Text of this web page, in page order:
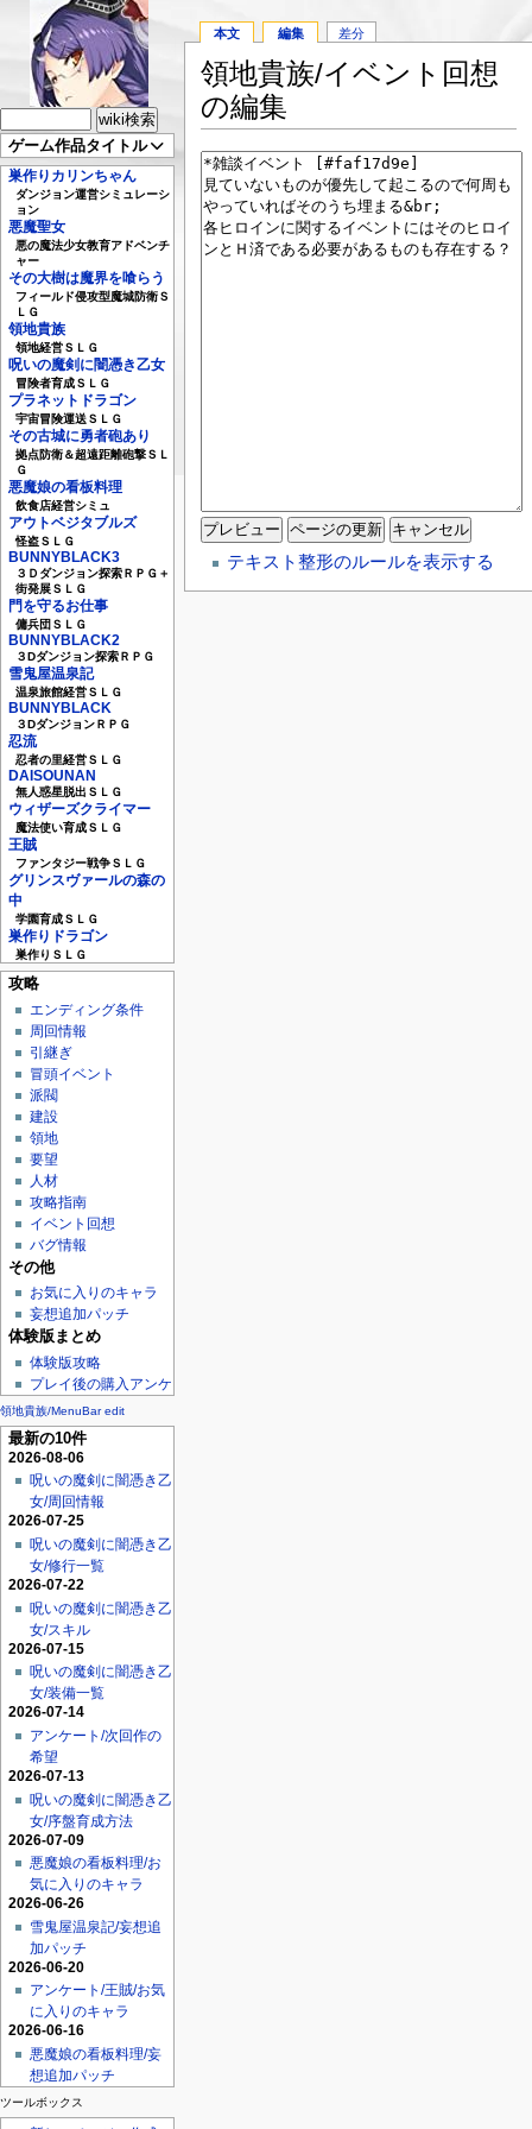
ゲーム作品タイトル
巣作りカリンちゃん
ダンジョン運営シミュレーシ
ョン
悪魔聖女
悪の魔法少女教育アドベンチ
ャー
その大樹は魔界を喰らう
フィールド侵攻型魔城防衛Ｓ
ＬＧ
領地貴族
領地経営ＳＬＧ
呪いの魔剣に闇憑き乙女
冒険者育成ＳＬＧ
プラネットドラゴン
宇宙冒険運送ＳＬＧ
その古城に勇者砲あり
拠点防衛＆超遠距離砲撃ＳＬ
Ｇ
悪魔娘の看板料理
飲食店経営シミュ
アウトベジタブルズ
怪盗ＳＬＧ
BUNNYBLACK3
３Ｄダンジョン探索ＲＰＧ＋
街発展ＳＬＧ
門を守るお仕事
傭兵団ＳＬＧ
BUNNYBLACK2
３Dダンジョン探索ＲＰＧ
雪鬼屋温泉記
温泉旅館経営ＳＬＧ
BUNNYBLACK
３DダンジョンＲＰＧ
忍流
忍者の里経営ＳＬＧ
DAISOUNAN
無人惑星脱出ＳＬＧ
ウィザーズクライマー
魔法使い育成ＳＬＧ
王賊
ファンタジー戦争ＳＬＧ
グリンスヴァールの森の
中
学園育成ＳＬＧ
巣作りドラゴン
巣作りＳＬＧ
攻略
エンディング条件
周回情報
引継ぎ
冒頭イベント
派閥
建設
領地
要望
人材
攻略指南
イベント回想
バグ情報
その他
お気に入りのキャラ
妄想追加パッチ
体験版まとめ
体験版攻略
プレイ後の購入アンケ
領地貴族/MenuBar edit
最新の10件
2026-08-06
呪いの魔剣に闇憑き乙
女/周回情報
2026-07-25
呪いの魔剣に闇憑き乙
女/修行一覧
2026-07-22
呪いの魔剣に闇憑き乙
女/スキル
2026-07-15
呪いの魔剣に闇憑き乙
女/装備一覧
2026-07-14
アンケート/次回作の
希望
2026-07-13
呪いの魔剣に闇憑き乙
女/序盤育成方法
2026-07-09
悪魔娘の看板料理/お
気に入りのキャラ
2026-06-26
雪鬼屋温泉記/妄想追
加パッチ
2026-06-20
アンケート/王賊/お気
に入りのキャラ
2026-06-16
悪魔娘の看板料理/妄
想追加パッチ
ツールボックス
本文 編集 差分
領地貴族/イベント回想
の編集
テキスト整形のルールを表示する